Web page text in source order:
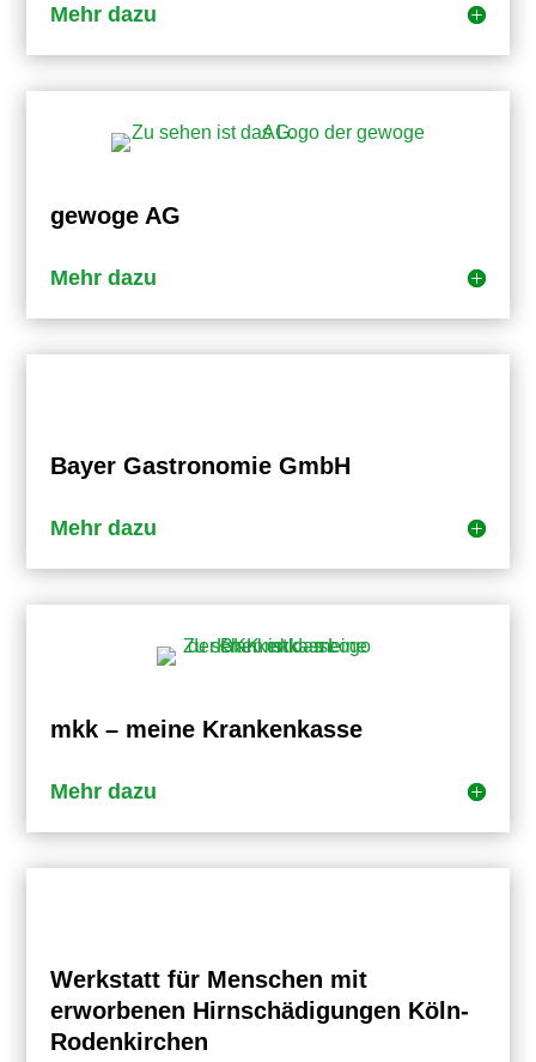
Mehr dazu
gewoge AG
Mehr dazu
Bayer Gastronomie GmbH
Mehr dazu
mkk – meine Krankenkasse
Mehr dazu
Werkstatt für Menschen mit
erworbenen Hirnschädigungen Köln-
Rodenkirchen